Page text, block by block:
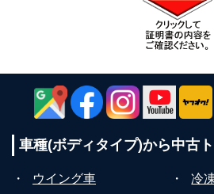
車種(ボディタイプ)から中古
・ ウイング車 ・
冷